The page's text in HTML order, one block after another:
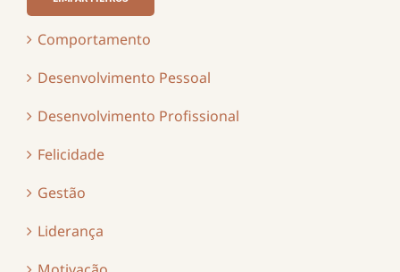
Comportamento
Desenvolvimento Pessoal
Desenvolvimento Profissional
Felicidade
Gestão
Liderança